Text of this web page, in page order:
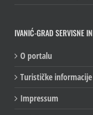
IVANIĆ-GRAD SERVISNE
O portalu
Turističke
Impressum